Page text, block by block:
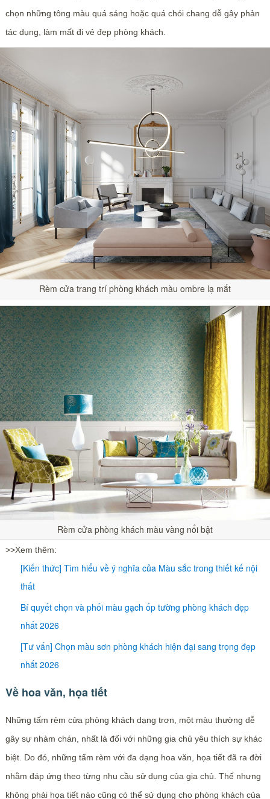
chọn những tông màu quá sáng hoặc quá chói chang dễ gây phản
tác dụng, làm mất đi vẻ đẹp phòng khách.
Rèm cửa trang trí phòng khách màu ombre lạ mắt
Rèm cửa phòng khách màu vàng nổi bật
>>Xem thêm:
[Kiến thức] Tìm hiểu về ý nghĩa của Màu sắc trong thiết kế nội
thất
Bí quyết chọn và phối màu gạch ốp tường phòng khách đẹp
nhất 2026
[Tư vấn] Chọn màu sơn phòng khách hiện đại sang trọng đẹp
nhất 2026
Về hoa văn, họa tiết
Những tấm rèm cửa phòng khách dạng trơn, một màu thường dễ
gây sự nhàm chán, nhất là đối với những gia chủ yêu thích sự khác
biệt. Do đó, những tấm rèm với đa dạng hoa văn, họa tiết đã ra đời
nhằm đáp ứng theo từng nhu cầu sử dụng của gia chủ. Thế nhưng
không phải họa tiết nào cũng có thể sử dụng cho phòng khách của